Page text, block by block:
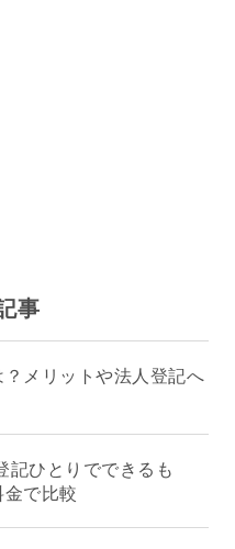
事
メリットや法人登記へ
記ひとりでできるも
で比較